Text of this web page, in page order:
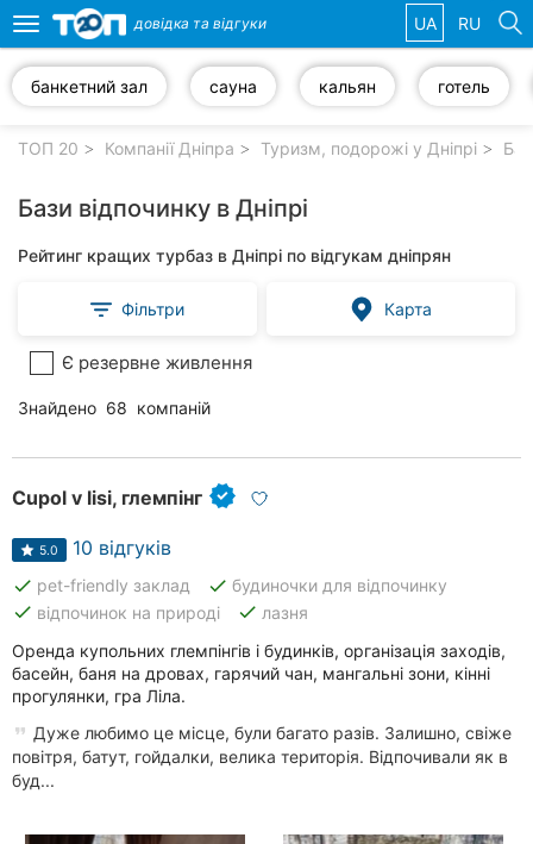
компанії
Популярні
клініки
Стоматології
Приватні
клініки
Автошколи
Ресторани
Всі
рубрики
міста:
Toggle
navigation
довідка та відгуки UA RU
банкетний зал сауна кальян готель
ТОП 20 Компанії Дніпра Туризм, подорожі у Дніпрі
Бази відпочинку в Дніпрі
Рейтинг кращих турбаз в Дніпрі по відгукам дніпрян
Фільтри Карта
Є резервне живлення
Знайдено 68 компаній
Cupol v lisi, глемпінг
5.0 10 відгуків
done pet-friendly заклад done будиночки для відпочинку
done відпочинок на природі done лазня
Оренда купольних глемпінгів і будинків, організація заходів,
басейн, баня на дровах, гарячий чан, мангальні зони, кінні
прогулянки, гра Ліла.
Дуже любимо це місце, були багато разів. Залишно, свіже
повітря, батут, гойдалки, велика територія. Відпочивали як в
буд...